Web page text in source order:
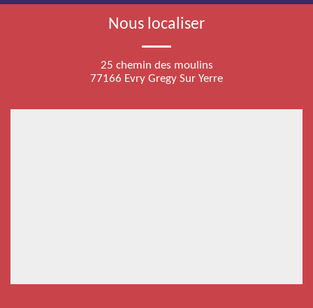
Nous localiser
25 chemin des moulins
77166 Evry Gregy Sur Yerre